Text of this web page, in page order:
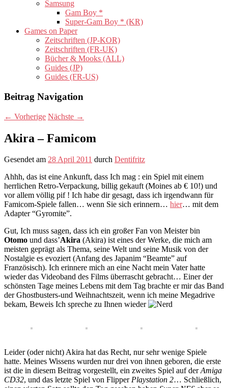
Samsung
Gam Boy *
Super-Gam Boy * (KR)
Games on Paper
Zeitschriften (JP-KOR)
Zeitschriften (FR-UK)
Bücher & Mooks (ALL)
Guides (JP)
Guides (FR-US)
Beitrag Navigation
← Vorherige Nächste →
Akira – Famicom
Gesendet am 28 April 2011 durch Dentifritz
Ahhh, das ist eine Ankunft, dass Ich mag : ein Spiel mit einem
herrlichen Retro-Verpackung, billig gekauft (Moines ab € 10!) und
vor allem völlig pif ! Ich habe dir gesagt, dass ich irgendwann für
Famicom-Spiele fallen… wenn Sie sich erinnern… hier… mit dem
Adapter “Gyromite”.
Gut, Ich muss sagen, dass ich ein großer Fan von Meister bin
Otomo und dass’Akira (Akira) ist eines der Werke, die mich am
meisten geprägt als Thema, seine Welt und seine Musik von der
Nostalgie es evoziert (Anfang des Japanim “Beamte” auf
Französisch). Ich erinnere mich an eine Nacht mein Vater hatte
wieder das Videoband des Films überrascht gebracht… Einer der
schönsten Tage meines Lebens mit dem Tag brachte er mir das Band
der Ghostbusters-und Weihnachtszeit, wenn ich meine Megadrive
bekam, Beweis Ich spreche zu Ihnen wieder
Leider (oder nicht) Akira hat das Recht, nur sehr wenige Spiele
hatte. Meines Wissens wurden nur drei von ihnen geboren, die erste
ist die in diesem Beitrag vorgestellt, ein zweites Spiel auf derAmiga
CD32, und das letzte Spiel von FlipperPlaystation 2… Schließlich,